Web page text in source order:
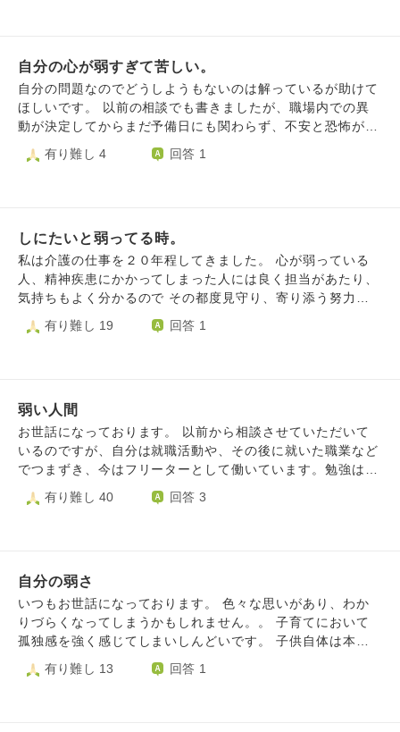
な……と感じます。 それでいて、友人を失ったことはすご
く悲しいです。 恋愛感情もそこまでなく、結婚願望もな
く、友人を大切にして行かなければ周りに人が居なくなって
しまうな……と最近ヒシヒシと感じています。それは寂しく
てとても嫌な事だ…とも。 どうしたら都合の良い人を求め
ないようにできるでしょうか？ 他の人に、優しく、寄り添
自分の心が弱すぎて苦しい。
自分の問題なのでどうしようもないのは解っているが助けて
ほしいです。 以前の相談でも書きましたが、職場内での異
動が決定してからまだ予備日にも関わらず、不安と恐怖が頭
から離れない状態が続いています。 朝起きると異動の事が
不安になり、気分が悪くなったり胃が痛くなったりします。
る、それでもどうしたらいいかわからない、助けて」と自己
嫌悪や未来の変化への不安で頭がぐちゃぐちゃになってしま
います。 そうなると、スマホに「苦しい、助けて」などと
検索をしたり、以前ハスノハでいただいたアドバイスをみた
らわせようとしています。 メールを受けて会いに来てくれ
に謝るようなことじゃないと笑って言われるので、あまりに
もネガティブに考えすぎ、思い込みすぎなのだと自覚はある
のです。 自分は何かおかしいのではないか？発達障害、適
応障害、ＨＳＰ、アダルトチルドレンなどではないのかと思
す。 誰かに話を聞いてもらいたい、何か自分に対する言葉
有り難し 4 回答 1
しにたいと弱ってる時。
私は介護の仕事を２０年程してきました。 心が弱っている
人、精神疾患にかかってしまった人には良く担当があたり、
気持ちもよく分かるので その都度見守り、寄り添う努力を
してきました。 私自身も同じ思いを持っているから。 ２０
歳の頃から安定剤も手放せませんし、 弱っている時に言わ
た。 今現在、ひとり親で育てる発達障害の子供が反抗期
で、朝に夕に暴言を吐きます。 周りの会社の人も、以前の
私を知っているので 前のあなたはどうしたの？もっと頑張
ってたのに 叱責する人ばかりに囲まれ、転居先のため友人
るように叱責します。 もう立っているのも辛い私が欲しい
か生まれません。 人にはそうしてきたのに、 私にはどうし
て寄り添ってくれ理解してくれていた友人達とは物理的距離
が出来てしまい誰も会えず 攻める人ばかりに囲まれてしま
う事になってしまったでしょうか… 転居しなければ良かっ
に。 言われれば言われるほど消えたくなります 人の手を煩
有り難し 19 回答 1
弱い人間
お世話になっております。 以前から相談させていただいて
いるのですが、自分は就職活動や、その後に就いた職業など
でつまずき、今はフリーターとして働いています。勉強は得
意でしたので、少し良い大学を出ましたが、まともな職歴は
ありません。 年も20代後半となり、人生に絶望感を覚えて
の不安も大きく膨らみ、この社会には私の居場所はないと感
じております。 甘え過ぎだ、もっと頑張ってから言え、と
言う意見もあるかと思います。しかし、私は頑張ることので
きない、どうしようもない人間のようです。 恐らく私は元
って、行動するエネルギーが湧いてこないのです。 そして
有り難し 40 回答 3
自分の弱さ
いつもお世話になっております。 色々な思いがあり、わか
りづらくなってしまうかもしれません。。 子育てにおいて
孤独感を強く感じてしまいしんどいです。 子供自体は本当
に可愛いです。 つい先日の健診などでも、何も問題なく順
調だと言ってもらい、すくすく育ってくれて毎日幸せをくれ
有り難し 13 回答 1